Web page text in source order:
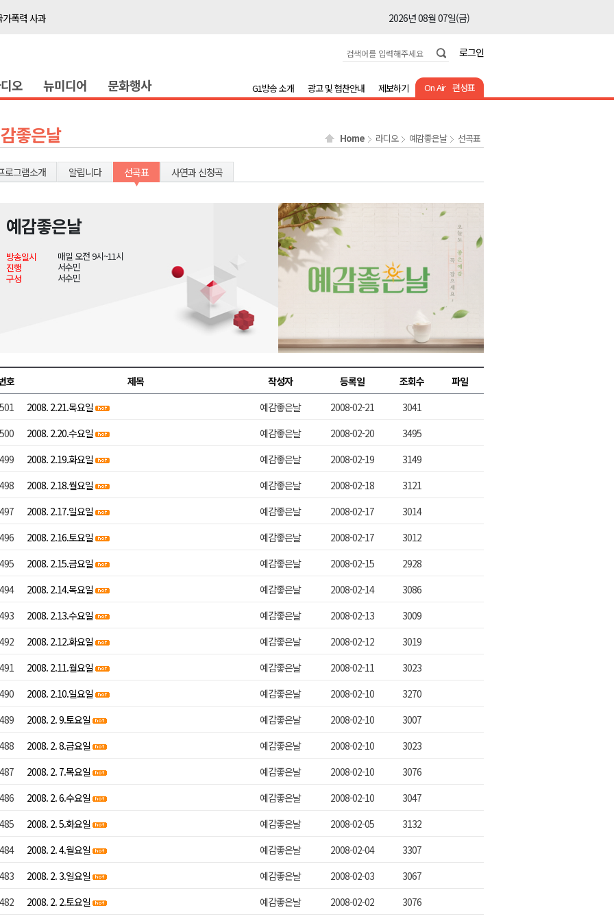
가폭력 사과
2026년 08월 07일(금)
2026년 08월 07일(금)
초청 특별 강연
2026년 08월 07일(금)
유치 건의
2026년 08월 07일(금)
명 인사
된 공동체"
2026년 08월 07일(금)
가폭력 사과
2026년 08월 07일(금)
목
2026년 08월 07일(금)
간담회
2026년 08월 07일(금)
2026년 08월 07일(금)
2026년 08월 07일(금)
2026년 08월 07일(금)
2026년 08월 07일(금)
2026년 08월 07일(금)
명 인사
2026년 08월 07일(금)
로그인
오 뉴미디어 문화행사 On Air 편성표
G1방송 소개 광고 및 협찬안내 제보하기
좋은날 Home 라디오 예감좋은날 선곡표
로그램소개 알립니다 선곡표 사연과 신청곡
예감좋은날
방송일시
매일 오전 9시~11시
진행
서수민
구성
서수민
호 제목 작성자 등록일 조회수
파일
501
2008. 2.21.목요일 예감좋은날 2008-02-21
3041
500
2008. 2.20.수요일 예감좋은날 2008-02-20
3495
499
2008. 2.19.화요일 예감좋은날 2008-02-19
3149
498
2008. 2.18.월요일 예감좋은날 2008-02-18
3121
497
2008. 2.17.일요일 예감좋은날 2008-02-17
3014
496
2008. 2.16.토요일 예감좋은날 2008-02-17
3012
495
2008. 2.15.금요일 예감좋은날 2008-02-15
2928
494
2008. 2.14.목요일 예감좋은날 2008-02-14
3086
493
2008. 2.13.수요일 예감좋은날 2008-02-13
3009
492
2008. 2.12.화요일 예감좋은날 2008-02-12
3019
491
2008. 2.11.월요일 예감좋은날 2008-02-11
3023
490
2008. 2.10.일요일 예감좋은날 2008-02-10
3270
489
2008. 2. 9.토요일 예감좋은날 2008-02-10
3007
488
2008. 2. 8.금요일 예감좋은날 2008-02-10
3023
487
2008. 2. 7.목요일 예감좋은날 2008-02-10
3076
486
2008. 2. 6.수요일 예감좋은날 2008-02-10
3047
485
2008. 2. 5.화요일 예감좋은날 2008-02-05
3132
484
2008. 2. 4.월요일 예감좋은날 2008-02-04
3307
483
2008. 2. 3.일요일 예감좋은날 2008-02-03
3067
482
2008. 2. 2.토요일 예감좋은날 2008-02-02 3076